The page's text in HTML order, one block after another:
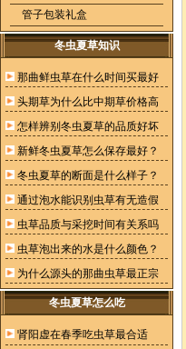
管子包装礼盒
冬虫夏草知识
那曲鲜虫草在什么时间买最好
头期草为什么比中期草价格高
怎样辨别冬虫夏草的品质好坏
新鲜冬虫夏草怎么保存最好？
冬虫夏草的断面是什么样子？
通过泡水能识别虫草有无造假
虫草品质与采挖时间有关系吗
虫草泡出来的水是什么颜色？
为什么源头的那曲虫草最正宗
冬虫夏草怎么吃
肾阳虚在春季吃虫草最合适